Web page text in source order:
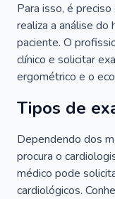
Para isso, é
realiza a análise do
paciente. O
clínico e solicitar
ergométrico e o
Tipos de
Dependendo dos
procura o
médico pode
cardiológicos.